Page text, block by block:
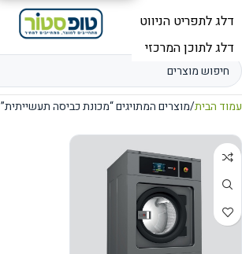
תפריט
עמוד הבית מוצרים המתויגים “מכונת כביסה תעשייתית”